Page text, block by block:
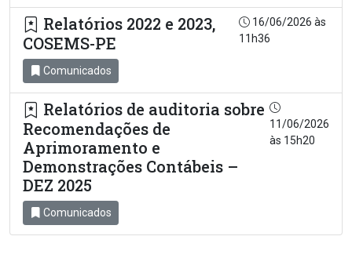
Relatórios 2022 e 2023,
COSEMS-PE
16/06/2026 às
11h36
Comunicados
Relatórios de auditoria sobre
Recomendações de
Aprimoramento e
Demonstrações Contábeis –
DEZ 2025
11/06/2026
às 15h20
Comunicados